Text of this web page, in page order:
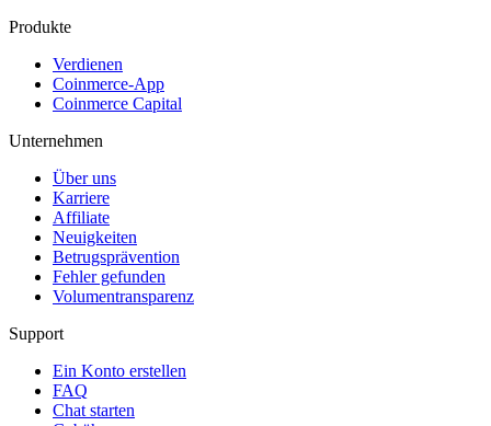
Produkte
Verdienen
Coinmerce-App
Coinmerce Capital
Unternehmen
Über uns
Karriere
Affiliate
Neuigkeiten
Betrugsprävention
Fehler gefunden
Volumentransparenz
Support
Ein Konto erstellen
FAQ
Chat starten